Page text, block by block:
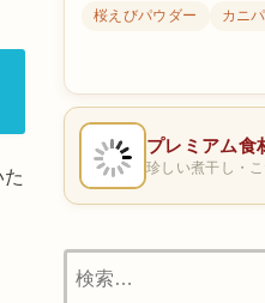
桜えびパウダー
カニ
プレミアム食
珍しい煮干し・